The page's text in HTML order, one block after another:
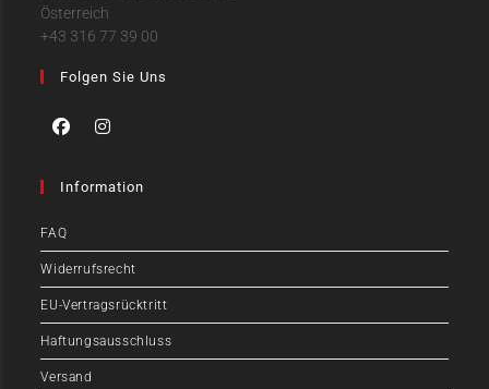
Österreich
+43 316 77 39 00
Folgen Sie Uns
Information
FAQ
Widerrufsrecht
EU-Vertragsrücktritt
Haftungsausschluss
Versand